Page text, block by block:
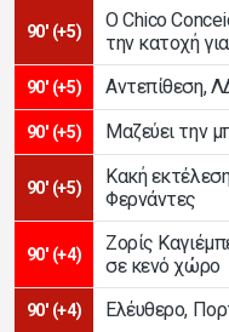
90' (+5)
Ο Chico
την κατοχή
90' (+5) Αντεπίθεση,
90' (+5) Μαζεύει την
90' (+5)
Κακή
Φερνάντες
90' (+4)
Ζορίς
σε κενό χώρο
90' (+4) Ελέυθερο,